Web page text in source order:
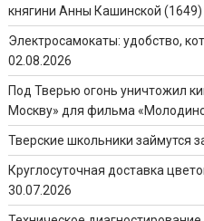
княгини Анны Кашинской (1649)
Электросамокаты: удобство,
02.08.2026
Под Тверью огонь уничтожил
Москву» для фильма
Тверские школьники займутся
Круглосуточная доставка
30.07.2026